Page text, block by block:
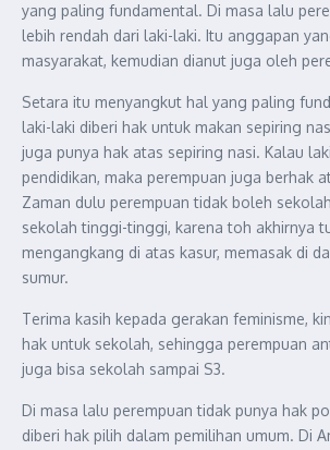
yang paling fundamental. Di masa lalu
lebih rendah dari laki-laki. Itu anggapan
masyarakat, kemudian dianut juga oleh
Setara itu menyangkut hal yang paling
laki-laki diberi hak untuk makan sepiring
juga punya hak atas sepiring nasi. Kalau
pendidikan, maka perempuan juga berhak
Zaman dulu perempuan tidak boleh
sekolah tinggi-tinggi, karena toh akhirnya
mengangkang di atas kasur, memasak di
sumur.
Terima kasih kepada gerakan feminisme,
hak untuk sekolah, sehingga perempuan
juga bisa sekolah sampai S3.
Di masa lalu perempuan tidak punya hak
diberi hak pilih dalam pemilihan umum. Di